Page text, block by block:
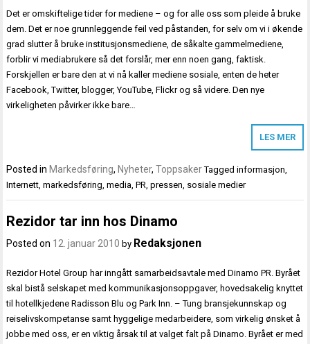
Det er omskiftelige tider for mediene – og for alle oss som pleide å bruke
dem. Det er noe grunnleggende feil ved påstanden, for selv om vi i økende
grad slutter å bruke institusjonsmediene, de såkalte gammelmediene,
forblir vi mediabrukere så det forslår, mer enn noen gang, faktisk.
Forskjellen er bare den at vi nå kaller mediene sosiale, enten de heter
Facebook, Twitter, blogger, YouTube, Flickr og så videre. Den nye
virkeligheten påvirker ikke bare…
LES MER
Posted in Markedsføring, Nyheter,Toppsaker Taggedinformasjon
Internett ,markedsføring ,media ,PR ,pressen sosiale medier
Rezidor tar inn hos Dinamo
Posted on 12. januar 2010 by Redaksjonen
Rezidor Hotel Group har inngått samarbeidsavtale med Dinamo PR. Byrået
skal bistå selskapet med kommunikasjonsoppgaver, hovedsakelig knyttet
til hotellkjedene Radisson Blu og Park Inn. – Tung bransjekunnskap og
reiselivskompetanse samt hyggelige medarbeidere, som virkelig ønsket å
jobbe med oss, er en viktig årsak til at valget falt på Dinamo. Byrået er med